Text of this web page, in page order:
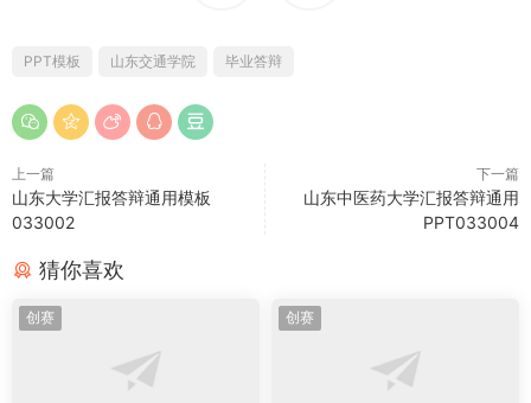
PPT模板 山东交通学院 毕业答辩
上一篇
山东大学汇报答辩通用模板
033002
下一篇
山东中医药大学汇报答辩通用
PPT033004
猜你喜欢
创赛 创赛